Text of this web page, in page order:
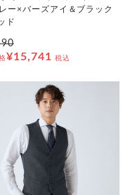
ー×バーズアイ＆ブラック
ド
¥15,741 税込